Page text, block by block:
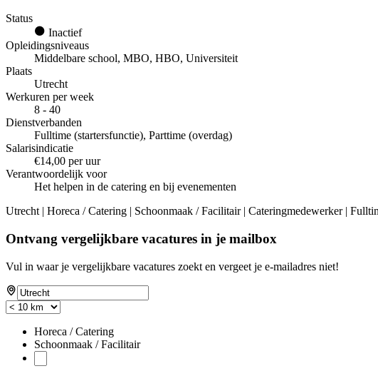
Status
Inactief
Opleidingsniveaus
Middelbare school, MBO, HBO, Universiteit
Plaats
Utrecht
Werkuren per week
8 - 40
Dienstverbanden
Fulltime (startersfunctie), Parttime (overdag)
Salarisindicatie
€14,00 per uur
Verantwoordelijk voor
Het helpen in de catering en bij evenementen
Utrecht | Horeca / Catering | Schoonmaak / Facilitair | Cateringmedewerker |
Ontvang vergelijkbare vacatures in je mailbox
Vul in waar je vergelijkbare vacatures zoekt en vergeet je e-mailadres niet!
Horeca / Catering
Schoonmaak / Facilitair